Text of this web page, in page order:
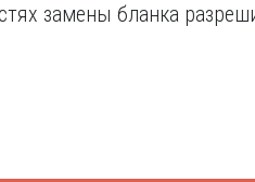
замены бланка